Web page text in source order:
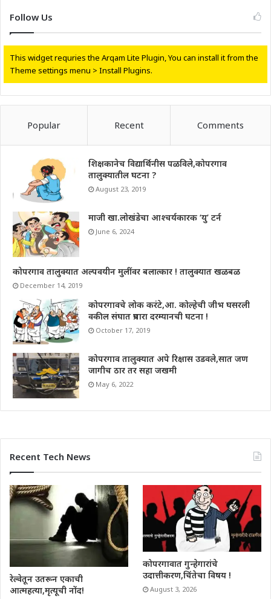
Follow Us
This widget requries the Arqam Lite Plugin, You can install it from the
Theme settings menu > Install Plugins.
Popular Recent Comments
शिक्षकानेच विद्यार्थिनीस पळविले,कोपरगाव
तालुक्यातील घटना ?
August 23, 2019
माजी खा.लोखंडेचा आश्चर्यकारक ‘यु’ टर्न
June 6, 2024
कोपरगाव तालुक्यात अल्पवयीन मुलींवर बलात्कार ! तालुक्यात खळबळ
December 14, 2019
कोपरगावचे लोक करंटे,आ. कोल्हेची जीभ घसरली
वकील संघात प्रचारा दरम्यानची घटना !
October 17, 2019
कोपरगाव तालुक्यात अपे रिक्षास उडवले,सात जण
जागीच ठार तर सहा जखमी
May 6, 2022
Recent Tech News
रेल्वेतून उतरून एकाची
आत्महत्या,मृत्यूची नोंद!
कोपरगावात गुन्हेगारांचे
उदात्तीकरण,चिंतेचा विषय !
August 3, 2026